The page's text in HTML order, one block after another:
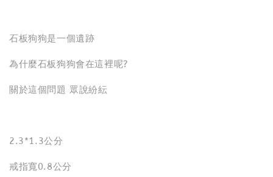
石板狗狗是一個遺跡
為什麼石板狗狗會在這裡呢?
關於這個問題 眾說紛紜
2.3*1.3公分
戒指寬0.8公分